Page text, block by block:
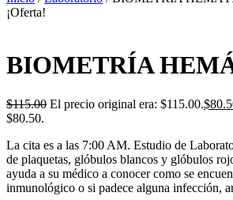
¡Oferta!
BIOMETRÍA
$115.00 El precio original era: $115.00.$
$80.50.
La cita es a las 7:00 AM. Estudio de
de plaquetas, glóbulos blancos y glóbulos
ayuda a su médico a conocer como se
inmunológico o si padece alguna infección,